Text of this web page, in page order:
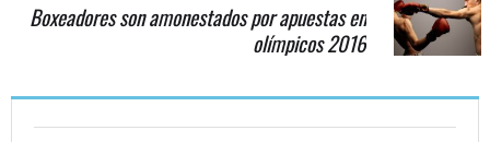
Boxeadores son amonestados por apuestas en
olímpicos 2016